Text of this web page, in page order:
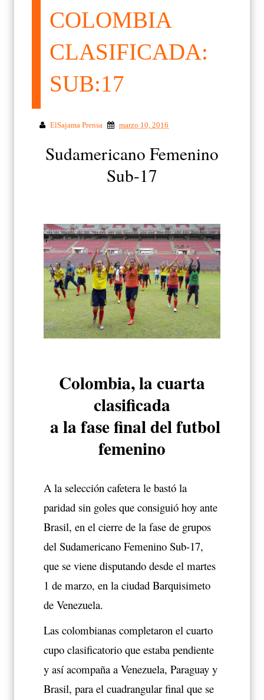
COLOMBIA
CLASIFICADA:
SUB:17
ElSajama Prensa marzo 10, 2016
Sudamericano Femenino
Sub-17
Colombia, la cuarta
clasificada
a la fase final del futbol
femenino
A la selección cafetera le bastó la
paridad sin goles que consiguió hoy ante
Brasil, en el cierre de la fase de grupos
del Sudamericano Femenino Sub-17,
que se viene disputando desde el martes
1 de marzo, en la ciudad Barquisimeto
de Venezuela.
Las colombianas completaron el cuarto
cupo clasificatorio que estaba pendiente
y así acompaña a Venezuela, Paraguay y
Brasil, para el cuadrangular final que se